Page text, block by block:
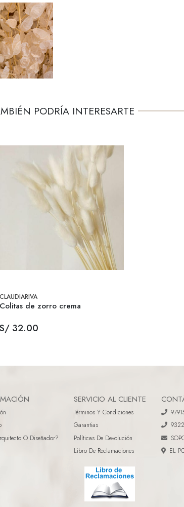
PODRÍA INTERESARTE
CLAUDIARIVA
Colitas de zorro crema
S/ 32.00
O Diseñador?
SERVICIO AL CLIENTE
Términos Y Condiciones
Garantias
Políticas De Devolución
Libro De Reclamaciones
EL